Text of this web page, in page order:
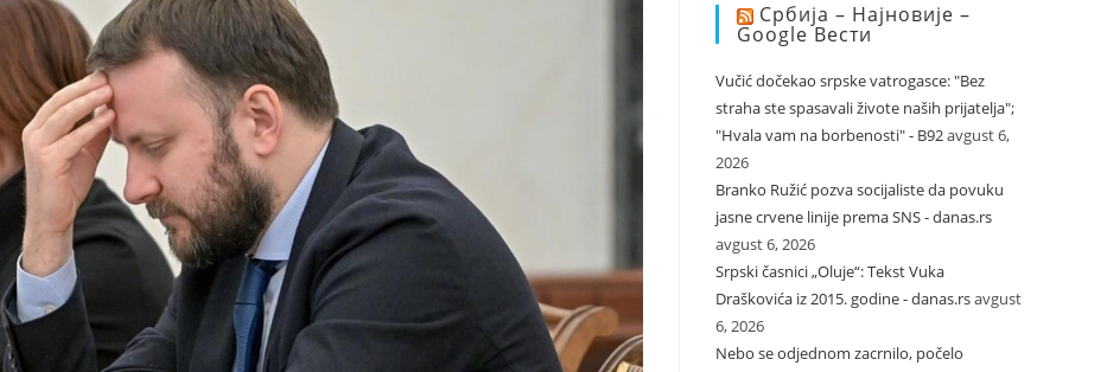
Србија – Најновије –
Google Вести
Vučić dočekao srpske vatrogasce: "Bez
straha ste spasavali živote naših prijatelja";
"Hvala vam na borbenosti" - B92avgust 6,
2026
Branko Ružić pozva socijaliste da povuku
jasne crvene linije prema SNS - danas.rs
avgust 6, 2026
Srpski časnici „Oluje“: Tekst Vuka
Draškovića iz 2015. godine - danas.rsavgust
6, 2026
Nebo se odjednom zacrnilo, počelo